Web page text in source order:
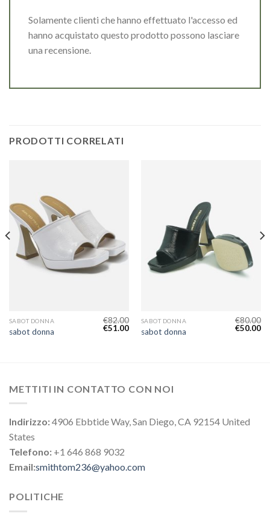
Solamente clienti che hanno effettuato l'accesso ed
hanno acquistato questo prodotto possono lasciare
una recensione.
PRODOTTI CORRELATI
SABOT DONNA
sabot donna
€82.00
€51.00
SABOT DONNA
sabot donna
€80.00
€50.00
METTITI IN CONTATTO CON NOI
Indirizzo:4906 Ebbtide Way, San Diego, CA 92154 United
States
Telefono: +1 646 868 9032
Email:smithtom236@yahoo.com
POLITICHE